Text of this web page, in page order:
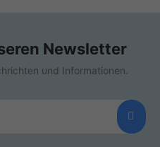
Newsletter
und Informationen.